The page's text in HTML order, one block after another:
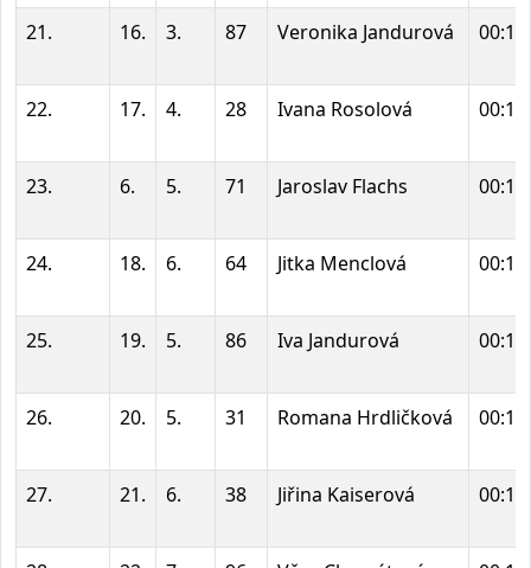
21. 16. 3. 87 Veronika Jandurová
22. 17. 4. 28 Ivana Rosolová
23. 6. 5. 71 Jaroslav Flachs
24. 18. 6. 64 Jitka Menclová
25. 19. 5. 86 Iva Jandurová
26. 20. 5. 31 Romana Hrdličková
27. 21. 6. 38 Jiřina Kaiserová